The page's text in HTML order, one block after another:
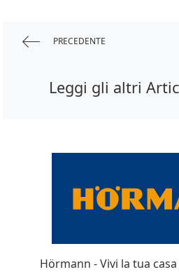
PRECEDENTE
Leggi gli altri
Hörmann - Vivi la tua